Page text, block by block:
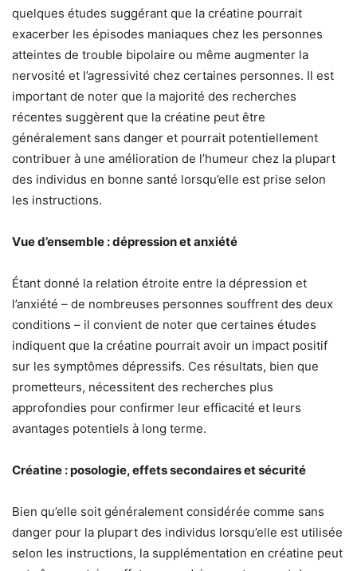
quelques études suggérant que la créatine pourrait
exacerber les épisodes maniaques chez les personnes
atteintes de trouble bipolaire ou même augmenter la
nervosité et l’agressivité chez certaines personnes. Il est
important de noter que la majorité des recherches
récentes suggèrent que la créatine peut être
généralement sans danger et pourrait potentiellement
contribuer à une amélioration de l’humeur chez la plupart
des individus en bonne santé lorsqu’elle est prise selon
les instructions.
Vue d’ensemble : dépression et anxiété
Étant donné la relation étroite entre la dépression et
l’anxiété – de nombreuses personnes souffrent des deux
conditions – il convient de noter que certaines études
indiquent que la créatine pourrait avoir un impact positif
sur les symptômes dépressifs. Ces résultats, bien que
prometteurs, nécessitent des recherches plus
approfondies pour confirmer leur efficacité et leurs
avantages potentiels à long terme.
Créatine : posologie, effets secondaires et sécurité
Bien qu’elle soit généralement considérée comme sans
danger pour la plupart des individus lorsqu’elle est utilisée
selon les instructions, la supplémentation en créatine peut